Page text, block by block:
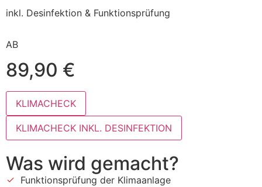
inkl. Desinfektion & Funktionsprüfung
AB
89,90 €
KLIMACHECK
KLIMACHECK INKL. DESINFEKTION
Was wird gemacht?
Funktionsprüfung der Klimaanlage